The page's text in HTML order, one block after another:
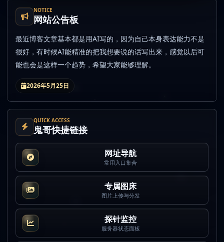
NOTICE
网站公告板
最近博客文章基本都是用AI写的，因为自己本身表达能力不是
很好，有时候AI能精准的把我想要说的话写出来，感觉以后可
能也会是这样一个趋势，希望大家能够理解。
2026年5月25日
QUICK ACCESS
鬼哥快捷链接
网址导航
常用入口集合
专属图床
图片上传与分发
探针监控
服务器状态面板